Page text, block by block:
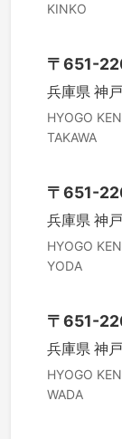
KINKO
〒651-
兵庫県 神
HYOGO KEN
TAKAWA
〒651-
兵庫県 神
HYOGO KEN
YODA
〒651-
兵庫県 神
HYOGO KEN
WADA